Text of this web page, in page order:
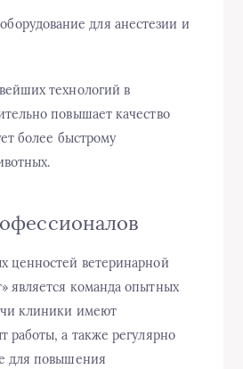
для анестезии и
технологий в
повышает качество
более быстрому
ценностей ветеринарной
является команда опытных
клиники имеют
работы, а также регулярно
для повышения